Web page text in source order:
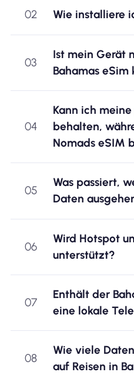
02 Wie installiere
03
Ist mein Gerät
Bahamas
04
Kann ich
behalten,
Nomads eSIM
05
Was passiert,
Daten
06
Wird Hotspot
unterstützt?
07
Enthält der
eine lokale
08
Wie viele
auf Reisen in